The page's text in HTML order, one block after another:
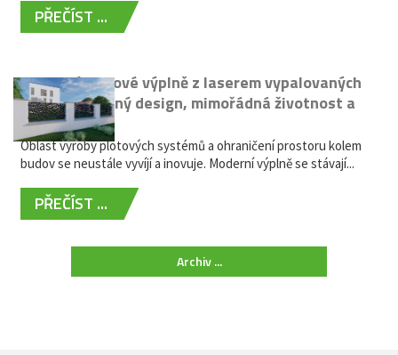
PŘEČÍST ...
Moderní plotové výplně z laserem vypalovaných
kovů: výjimečný design, mimořádná životnost a
žádná údržba
Oblast výroby plotových systémů a ohraničení prostoru kolem
budov se neustále vyvíjí a inovuje. Moderní výplně se stávají...
PŘEČÍST ...
Archiv ...